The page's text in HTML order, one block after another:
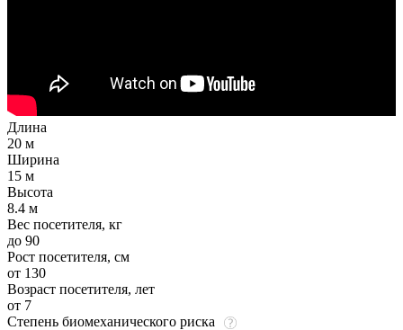
Длина
20 м
Ширина
15 м
Высота
8.4 м
Вес посетителя, кг
до 90
Рост посетителя, см
от 130
Возраст посетителя, лет
от 7
Степень биомеханического риска